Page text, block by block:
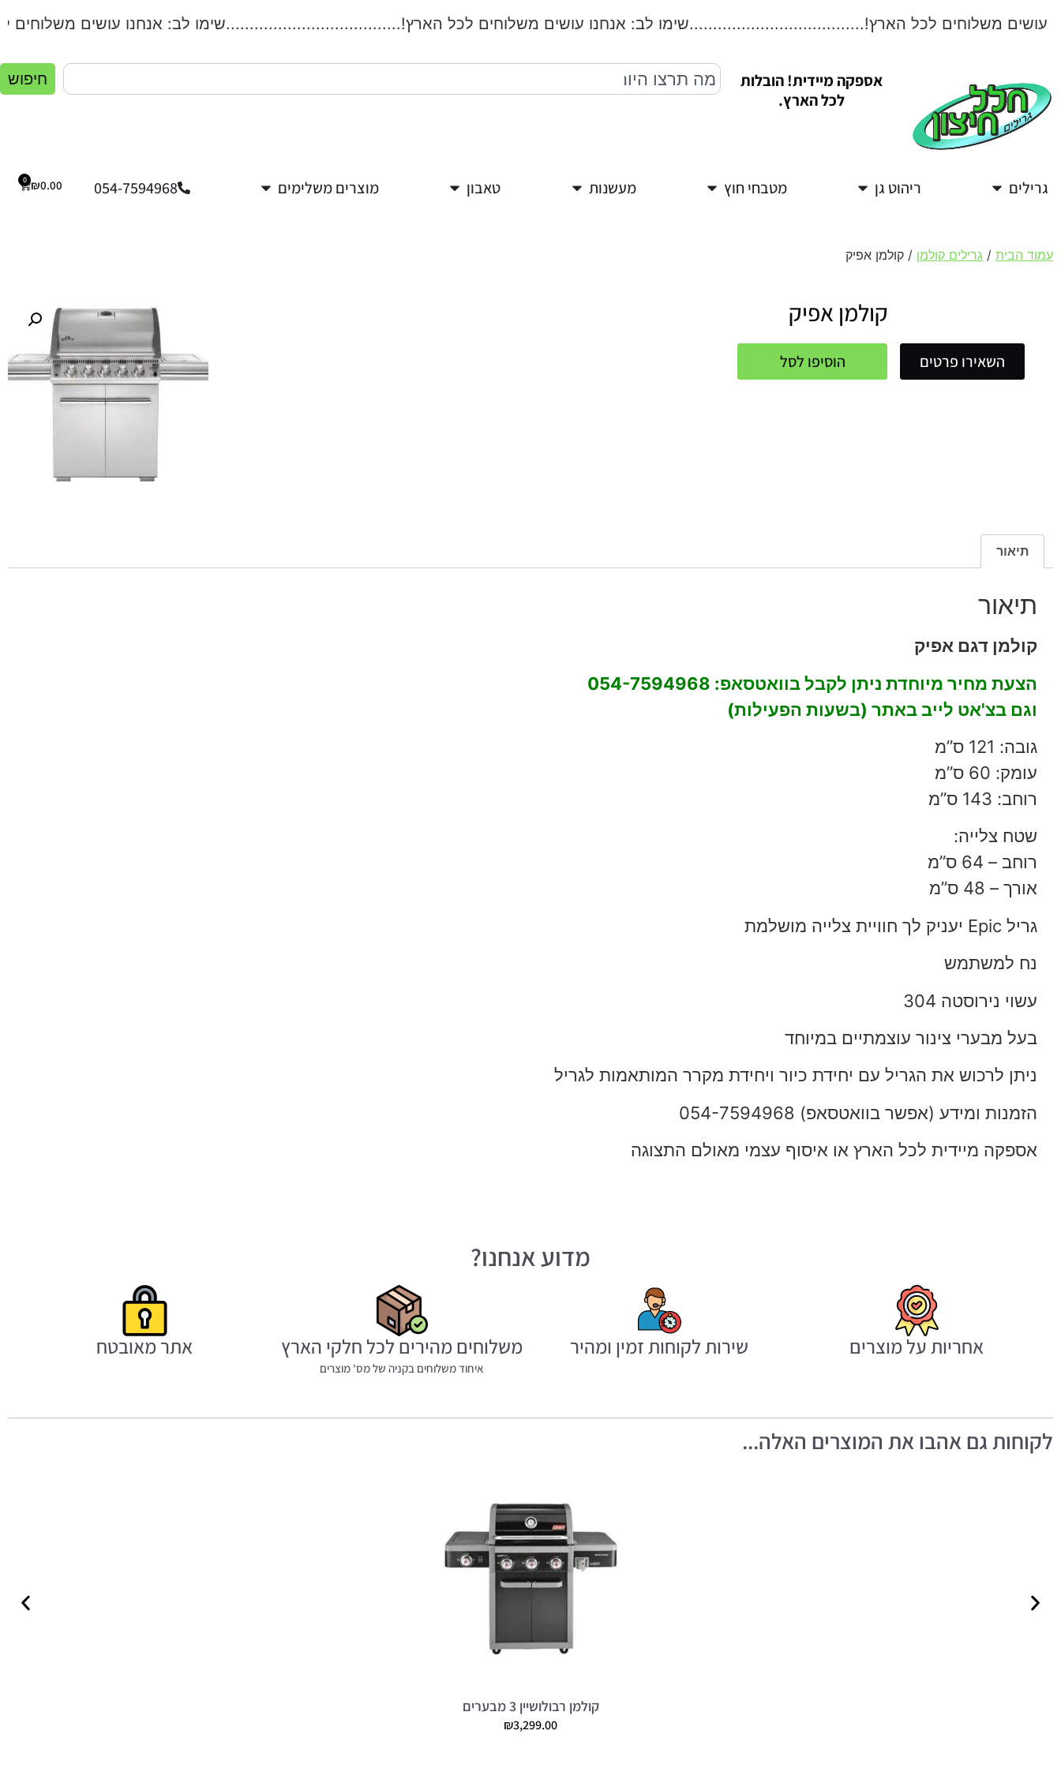
עושים משלוחים לכל הארץ!.....................................שימו לב: אנחנו עושים משלוחים לכל הארץ!.....................................שימו לב: אנחנו עושים
אספקה מיידית! הובלות
לכל הארץ.
חיפוש
גרילים ריהוט גן מטבחי חוץ מעשנות טאבון מוצרים משלימים 054-7594968
₪0.00
0
עמוד הבית / גרילים קולמן / קולמן אפיק
קולמן אפיק
השאירו פרטים הוסיפו לסל
תיאור
תיאור
קולמן דגם אפיק
הצעת מחיר מיוחדת ניתן לקבל בוואטסאפ: 054-7594968
וגם בצ'אט לייב באתר (בשעות הפעילות)
גובה: 121 ס”מ
עומק: 60 ס”מ
רוחב: 143 ס”מ
שטח צלייה:
רוחב – 64 ס”מ
אורך – 48 ס”מ
גריל Epic יעניק לך חוויית צלייה מושלמת
נח למשתמש
עשוי נירוסטה 304
בעל מבערי צינור עוצמתיים במיוחד
ניתן לרכוש את הגריל עם יחידת כיור ויחידת מקרר המותאמות לגריל
הזמנות ומידע (אפשר בוואטסאפ) 054-7594968
אספקה מיידית לכל הארץ או איסוף עצמי מאולם התצוגה
מדוע אנחנו?
אחריות על מוצרים שירות לקוחות זמין ומהיר משלוחים מהירים לכל חלקי הארץ
איחוד משלוחים בקניה של מס' מוצרים
אתר מאובטח
לקוחות גם אהבו את המוצרים האלה...
קולמן רבולושיין 3 מבערים
₪3,299.00